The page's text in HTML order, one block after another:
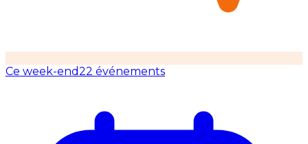
Ce week-end22 événements